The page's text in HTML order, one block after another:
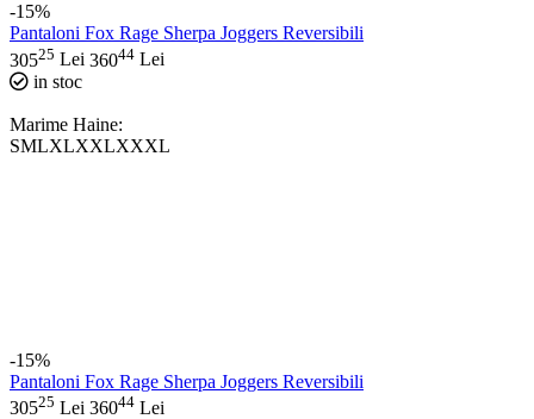
-15%
Pantaloni Fox Rage Sherpa Joggers Reversibili
30525 Lei 36044 Lei
in stoc
Marime Haine:
SMLXLXXLXXXL
-15%
Pantaloni Fox Rage Sherpa Joggers Reversibili
30525 Lei 36044 Lei